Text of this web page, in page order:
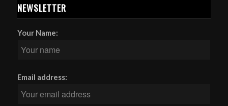
NEWSLETTER
Your Name:
Email address: